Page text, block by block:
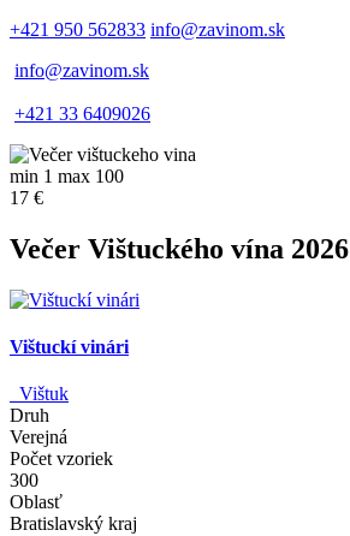
+421 950 562833 info@zavinom.sk
info@zavinom.sk
+421 33 6409026
min 1 max 100
17 €
Večer Vištuckého vína 2026
Vištuckí vinári
Vištuk
Druh
Verejná
Počet vzoriek
300
Oblasť
Bratislavský kraj